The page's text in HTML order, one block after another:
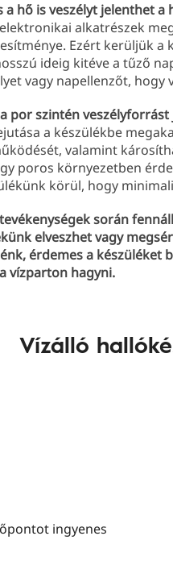
a hő is veszélyt jelenthet
alkatrészek
Ezért kerüljük a
ideig kitéve a tűző
vagy napellenzőt,
por szintén
a készülékbe
valamint
poros környezetben
körül, hogy
során
elveszhet vagy
érdemes a készüléket
vízparton hagyni.
Vízálló
ingyenes